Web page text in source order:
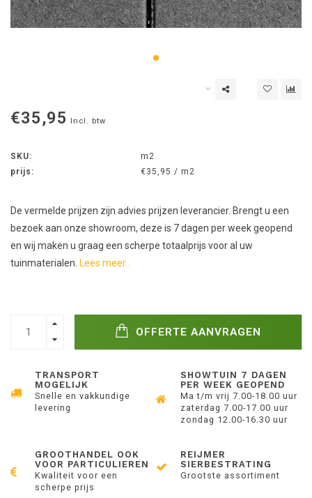
€35,95 Incl. btw
SKU:
m2
prijs:
€35,95 / m2
De vermelde prijzen zijn advies prijzen leverancier. Brengt u een
bezoek aan onze showroom, deze is 7 dagen per week geopend
en wij maken u graag een scherpe totaalprijs voor al uw
tuinmaterialen. Lees meer..
OFFERTE AANVRAGEN
TRANSPORT
MOGELIJK
Snelle en vakkundige
levering
SHOWTUIN 7 DAGEN
PER WEEK GEOPEND
Ma t/m vrij 7.00-18.00 uur
zaterdag 7.00-17.00 uur
zondag 12.00-16.30 uur
GROOTHANDEL OOK
VOOR PARTICULIEREN
Kwaliteit voor een
scherpe prijs
REIJMER
SIERBESTRATING
Grootste assortiment